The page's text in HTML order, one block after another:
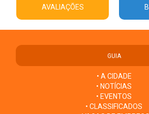
AVALIAÇÕES
GUIA
• A CIDADE
• NOTÍCIAS
• EVENTOS
• CLASSIFICADOS